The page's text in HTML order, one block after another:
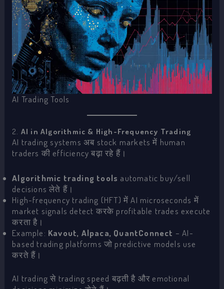
AI Trading Tools
2. AI in Algorithmic & High-Frequency Trading
AI trading systems अब stock markets में human
traders की efficiency बढ़ा रहे हैं।
Algorithmic trading tools automatic buy/sell
decisions लेते हैं।
High-frequency trading (HFT) में AI microseconds में
market signals detect करके profitable trades execute
करता है।
Example: Kavout, Alpaca, QuantConnect – AI-
based trading platforms जो predictive models use
करते हैं।
AI trading से trading speed बढ़ती है और emotional